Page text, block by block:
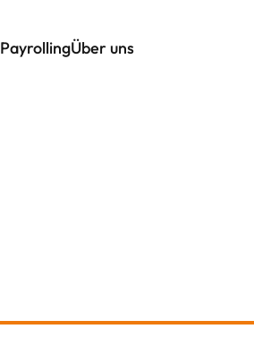
PayrollingÜber uns